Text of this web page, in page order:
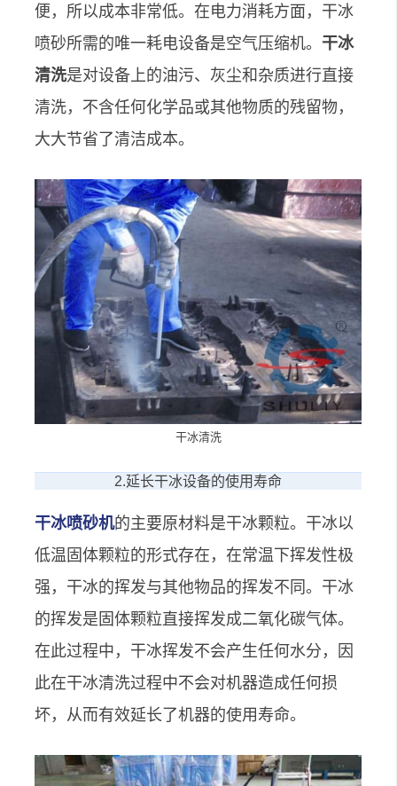
便，所以成本非常低。在电力消耗方面，干冰
喷砂所需的唯一耗电设备是空气压缩机。 干冰
清洗是对设备上的油污、灰尘和杂质进行直接
清洗，不含任何化学品或其他物质的残留物，
大大节省了清洁成本。
干冰清洗
2.延长干冰设备的使用寿命
干冰喷砂机的主要原材料是干冰颗粒。干冰以
低温固体颗粒的形式存在，在常温下挥发性极
强，干冰的挥发与其他物品的挥发不同。干冰
的挥发是固体颗粒直接挥发成二氧化碳气体。
在此过程中，干冰挥发不会产生任何水分，因
此在干冰清洗过程中不会对机器造成任何损
坏，从而有效延长了机器的使用寿命。